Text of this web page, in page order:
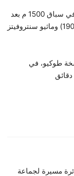
وبات هوكر رابع أميركي يتوّج باللقب الأولمبي في سباق 1500 م بعد
مواطنيه جيم لايتبودي (1904) وميل شيبارد (1908) وماثيو سنتروفيتز
طوكيو، في
مسيرة لجماعة